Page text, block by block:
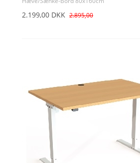
2.199,00 DKK 2.895,00